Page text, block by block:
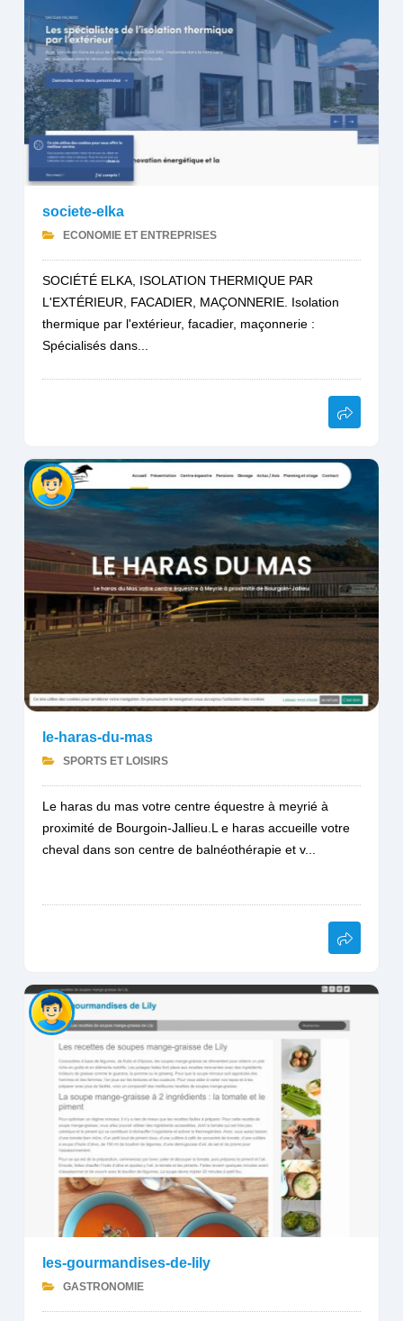
societe-elka
ECONOMIE ET ENTREPRISES
SOCIÉTÉ ELKA, ISOLATION THERMIQUE PAR
L'EXTÉRIEUR, FACADIER, MAÇONNERIE. Isolation
thermique par l'extérieur, facadier, maçonnerie :
Spécialisés dans...
le-haras-du-mas
SPORTS ET LOISIRS
Le haras du mas votre centre équestre à meyrié à
proximité de Bourgoin-Jallieu.L e haras accueille votre
cheval dans son centre de balnéothérapie et v...
les-gourmandises-de-lily
GASTRONOMIE